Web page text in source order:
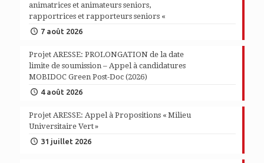
animatrices et animateurs seniors,
rapportrices et rapporteurs seniors «
7 août 2026
Projet ARESSE: PROLONGATION de la date
limite de soumission – Appel à candidatures
MOBIDOC Green Post-Doc (2026)
4 août 2026
Projet ARESSE: Appel à Propositions « Milieu
Universitaire Vert »
31 juillet 2026